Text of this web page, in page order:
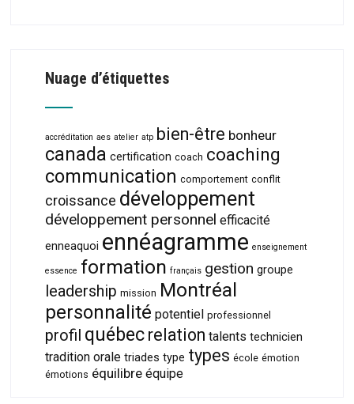
Nuage d’étiquettes
accréditation aes atelier atp bien-être bonheur
canada certification coach coaching
communication comportement conflit
croissance développement
développement personnel efficacité
enneaquoi ennéagramme enseignement
essence formation français gestion groupe
leadership mission Montréal
personnalité potentiel professionnel
profil québec relation talents technicien
tradition orale triades type types école émotion
émotions équilibre équipe